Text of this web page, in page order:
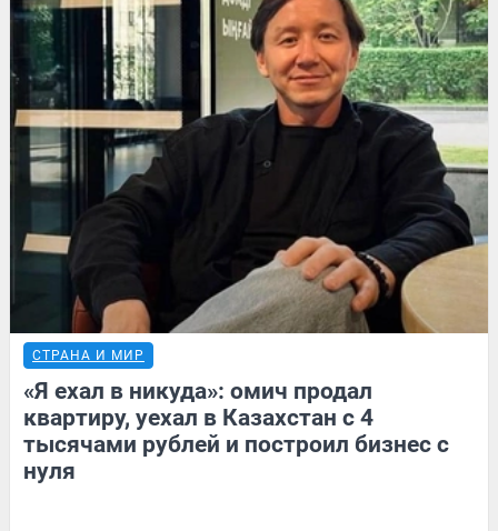
СТРАНА И МИР
«Я ехал в никуда»: омич продал
квартиру, уехал в Казахстан с 4
тысячами рублей и построил бизнес с
нуля